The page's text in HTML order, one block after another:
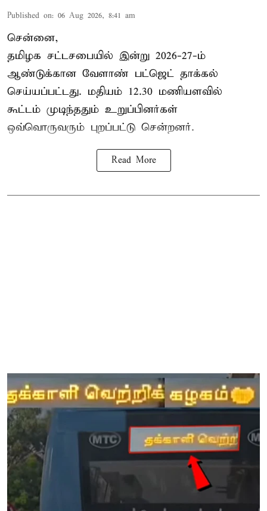
Published on: 06 Aug 2026, 8:41 am
சென்னை,
தமிழக சட்டசபையில் இன்று 2026-27-ம்
ஆண்டுக்கான வேளாண் பட்ஜெட் தாக்கல்
செய்யப்பட்டது. மதியம் 12.30 மணியளவில்
கூட்டம் முடிந்ததும் உறுப்பினர்கள்
ஒவ்வொருவரும் புறப்பட்டு சென்றனர்.
Read More